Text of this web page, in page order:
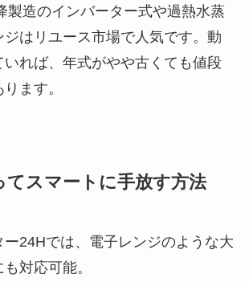
製造のインバーター式や過熱水蒸
はリユース市場で人気です。動
れば、年式がやや古くても値段
ます。
てスマートに手放す方法
ー24Hでは、電子レンジのような大
対応可能。